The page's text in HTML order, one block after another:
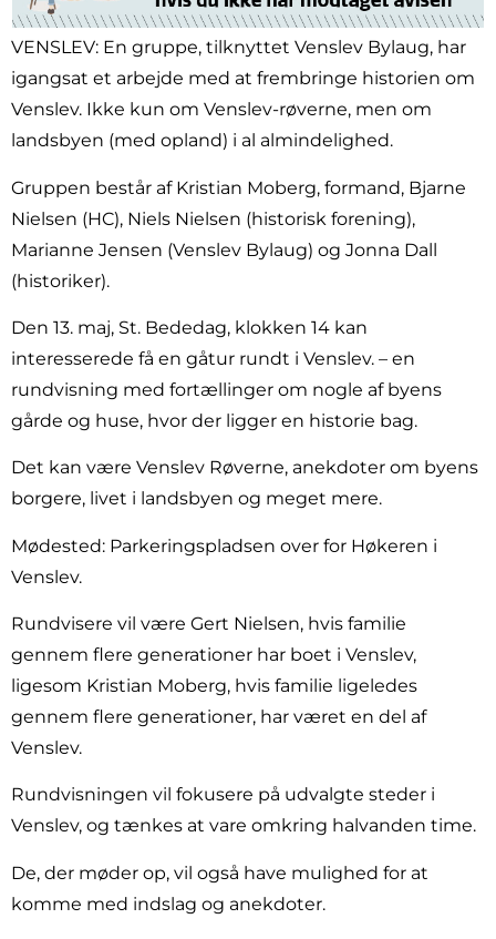
VENSLEV: En gruppe, tilknyttet Venslev Bylaug, har
igangsat et arbejde med at frembringe historien om
Venslev. Ikke kun om Venslev-røverne, men om
landsbyen (med opland) i al almindelighed.
Gruppen består af Kristian Moberg, formand, Bjarne
Nielsen (HC), Niels Nielsen (historisk forening),
Marianne Jensen (Venslev Bylaug) og Jonna Dall
(historiker).
Den 13. maj, St. Bededag, klokken 14 kan
interesserede få en gåtur rundt i Venslev. – en
rundvisning med fortællinger om nogle af byens
gårde og huse, hvor der ligger en historie bag.
Det kan være Venslev Røverne, anekdoter om byens
borgere, livet i landsbyen og meget mere.
Mødested: Parkeringspladsen over for Høkeren i
Venslev.
Rundvisere vil være Gert Nielsen, hvis familie
gennem flere generationer har boet i Venslev,
ligesom Kristian Moberg, hvis familie ligeledes
gennem flere generationer, har været en del af
Venslev.
Rundvisningen vil fokusere på udvalgte steder i
Venslev, og tænkes at vare omkring halvanden time.
De, der møder op, vil også have mulighed for at
komme med indslag og anekdoter.